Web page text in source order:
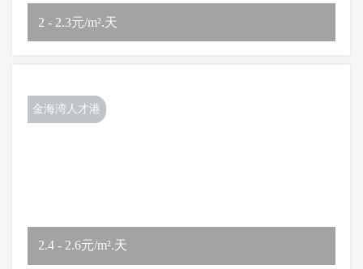
2 - 2.3元/m².天
金海湾人才港
2.4 - 2.6元/m².天